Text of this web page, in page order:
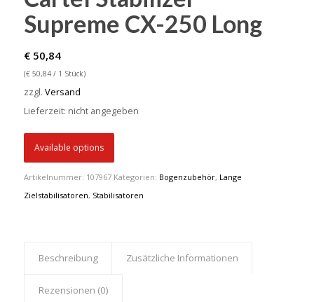
Supreme CX-250 Long
€50,84
(€50,84/ 1 Stück)
zzgl. Versand
Lieferzeit: nicht angegeben
Available options
Artikelnummer: 107967 Kategorien: Bogenzubehör, Lange
Zielstabilisatoren, Stabilisatoren
Beschreibung Zusätzliche Informationen
Rezensionen (0)